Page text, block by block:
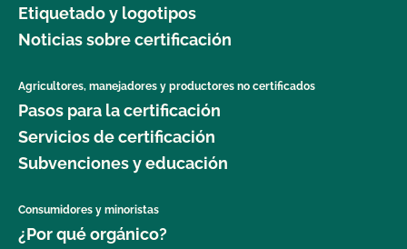
jardinería orgánica?
seguridad alimentaria como agricultor orgánico?
¿Dónde puedo obtener más información sobre la
gestión del ganado orgánico?
¿Dónde puedo encontrar semillas y plantas
orgánicas?
Etiquetado y logotipos
Noticias sobre certificación
Agricultores, manejadores y productores no certificados
Pasos para la certificación
Servicios de certificación
Subvenciones y educación
Consumidores y minoristas
¿Por qué orgánico?